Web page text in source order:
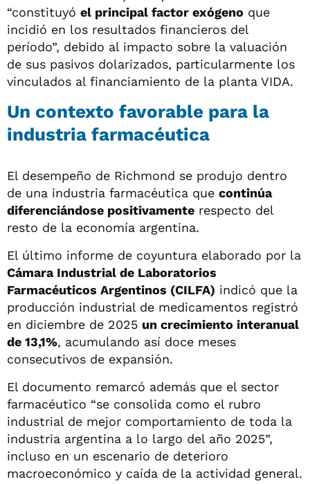
“constituyó el principal factor exógeno que
incidió en los resultados financieros del
período”, debido al impacto sobre la valuación
de sus pasivos dolarizados, particularmente los
vinculados al financiamiento de la planta VIDA.
Un contexto favorable para la
industria farmacéutica
El desempeño de Richmond se produjo dentro
de una industria farmacéutica que continúa
diferenciándose positivamente respecto del
resto de la economía argentina.
El último informe de coyuntura elaborado por la
Cámara Industrial de Laboratorios
Farmacéuticos Argentinos (CILFA) indicó que la
producción industrial de medicamentos registró
en diciembre de 2025 un crecimiento interanual
de 13,1%, acumulando así doce meses
consecutivos de expansión.
El documento remarcó además que el sector
farmacéutico “se consolida como el rubro
industrial de mejor comportamiento de toda la
industria argentina a lo largo del año 2025”,
incluso en un escenario de deterioro
macroeconómico y caída de la actividad general.